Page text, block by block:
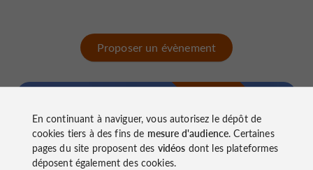
Proposer un évènement
n
o
t
r
e
c
o
u
p
d
e
c
o
e
u
r
En continuant à naviguer, vous autorisez le dépôt de
cookies tiers à des fins de mesure d'audience. Certaines
pages du site proposent des vidéos dont les plateformes
déposent également des cookies.